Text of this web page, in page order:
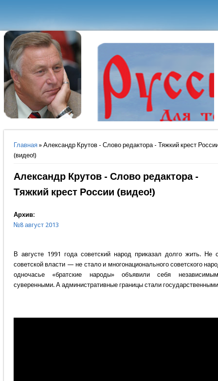
Вы здесь
Главная» Александр Крутов - Слово редактора - Тяжкий крест
(видео!)
Александр Крутов - Слово редактора -
Тяжкий крест России (видео!)
Архив:
№8 август 2013
В августе 1991 года советский народ приказал долго жить. Не
советской власти — не стало и многонационального советского
одночасье «братские народы» объявили себя
суверенными. А административные границы стали